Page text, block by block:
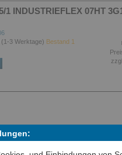
1 INDUSTRIEFLEX 07HT
(1-3 Werktage) Bestand 1
zzgl.
3G1,5 mm², gelb, 100m
07HT 3G1,5 mm², -